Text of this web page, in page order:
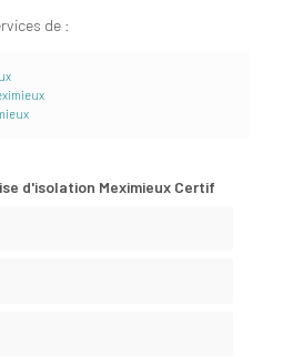
de :
d'isolation Meximieux Certif